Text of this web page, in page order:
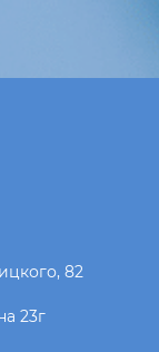
82
23г